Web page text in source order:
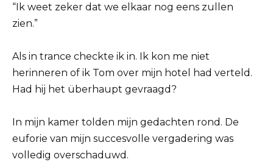
“Ik weet zeker dat we elkaar nog eens zullen
zien.”
Als in trance checkte ik in. Ik kon me niet
herinneren of ik Tom over mijn hotel had verteld.
Had hij het überhaupt gevraagd?
In mijn kamer tolden mijn gedachten rond. De
euforie van mijn succesvolle vergadering was
volledig overschaduwd.